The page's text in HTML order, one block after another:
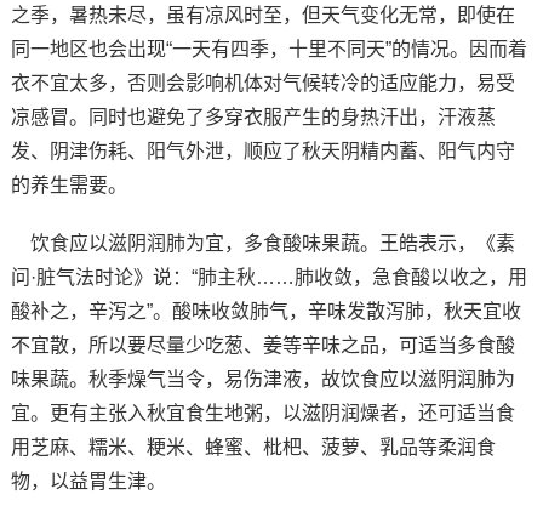
之季，暑热未尽，虽有凉风时至，但天气变化无常，即使在
同一地区也会出现“一天有四季，十里不同天”的情况。因而着
衣不宜太多，否则会影响机体对气候转冷的适应能力，易受
凉感冒。同时也避免了多穿衣服产生的身热汗出，汗液蒸
发、阴津伤耗、阳气外泄，顺应了秋天阴精内蓄、阳气内守
的养生需要。
饮食应以滋阴润肺为宜，多食酸味果蔬。王皓表示，《素
问·脏气法时论》说：“肺主秋……肺收敛，急食酸以收之，用
酸补之，辛泻之”。酸味收敛肺气，辛味发散泻肺，秋天宜收
不宜散，所以要尽量少吃葱、姜等辛味之品，可适当多食酸
味果蔬。秋季燥气当令，易伤津液，故饮食应以滋阴润肺为
宜。更有主张入秋宜食生地粥，以滋阴润燥者，还可适当食
用芝麻、糯米、粳米、蜂蜜、枇杷、菠萝、乳品等柔润食
物，以益胃生津。